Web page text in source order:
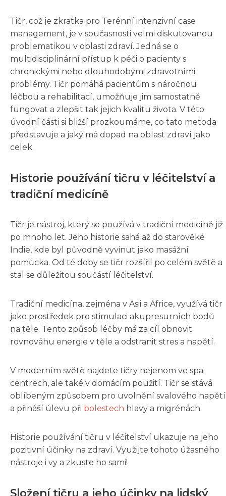
Tičr, což je zkratka pro Terénní intenzivní case
management, je v současnosti velmi diskutovanou
problematikou v oblasti zdraví. Jedná se o
multidisciplinární přístup k péči o pacienty s
chronickými nebo dlouhodobými zdravotními
problémy. Tičr pomáhá pacientům s náročnou
léčbou a rehabilitací, umožňuje jim samostatně
fungovat a zlepšit tak jejich kvalitu života. V této
úvodní části si bližší prozkoumáme, co tato metoda
představuje a jaký má dopad na oblast zdraví jako
celek.
Historie používání tičru v léčitelství a
tradiční medicíně
Tičr je nástroj, který se používá v tradiční medicíně již
po mnoho let. Jeho historie sahá až do starověké
Indie, kde byl původně vyvinut jako masážní
pomůcka. Od té doby se tičr rozšířil po celém světě a
stal se důležitou součástí léčitelství.
Tradiční medicína, zejména v Asii a Africe, využívá tičr
jako prostředek pro stimulaci akupresurních bodů
na těle. Tento způsob léčby má za cíl obnovit
rovnováhu energie v těle a odstranit stres a napětí.
V moderním světě najdete tičry nejenom ve spa
centrech, ale také v domácím použití. Tičr se stává
oblíbeným způsobem pro uvolnění svalového napětí
a přináší úlevu při bolestech hlavy a migrénách.
Historie používání tičru v léčitelství ukazuje na jeho
pozitivní účinky na zdraví. Využijte tohoto úžasného
nástroje i vy a zkuste ho sami!
Složení tičru a jeho účinky na lidský